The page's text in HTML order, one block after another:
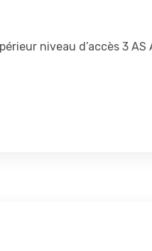
niveau d’accès 3 AS